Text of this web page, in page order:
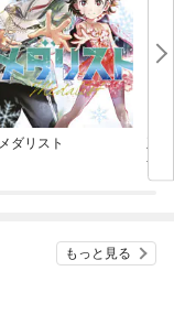
メダリスト
ナ～
もっと見る